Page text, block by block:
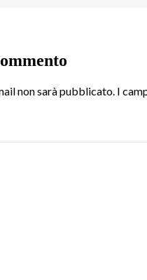
non sarà pubblicato. I